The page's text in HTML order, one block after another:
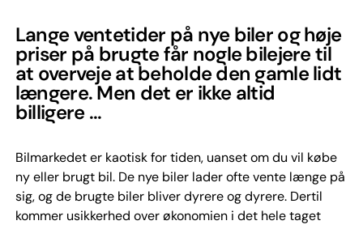
Lange ventetider på nye biler og høje
priser på brugte får nogle bilejere til
at overveje at beholde den gamle lidt
længere. Men det er ikke altid
billigere ...
Bilmarkedet er kaotisk for tiden, uanset om du vil købe
ny eller brugt bil. De nye biler lader ofte vente længe på
sig, og de brugte biler bliver dyrere og dyrere. Dertil
kommer usikkerhed over økonomien i det hele taget